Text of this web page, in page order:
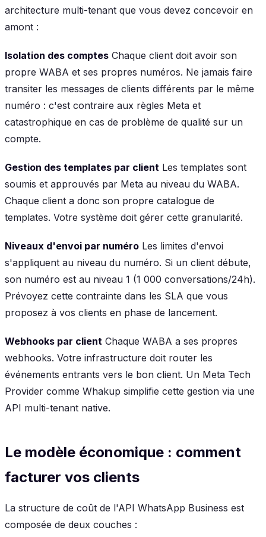
architecture multi-tenant que vous devez concevoir en
amont :
Isolation des comptes Chaque client doit avoir son
propre WABA et ses propres numéros. Ne jamais faire
transiter les messages de clients différents par le même
numéro : c'est contraire aux règles Meta et
catastrophique en cas de problème de qualité sur un
compte.
Gestion des templates par client Les templates sont
soumis et approuvés par Meta au niveau du WABA.
Chaque client a donc son propre catalogue de
templates. Votre système doit gérer cette granularité.
Niveaux d'envoi par numéro Les limites d'envoi
s'appliquent au niveau du numéro. Si un client débute,
son numéro est au niveau 1 (1 000 conversations/24h).
Prévoyez cette contrainte dans les SLA que vous
proposez à vos clients en phase de lancement.
Webhooks par client Chaque WABA a ses propres
webhooks. Votre infrastructure doit router les
événements entrants vers le bon client. Un Meta Tech
Provider comme Whakup simplifie cette gestion via une
API multi-tenant native.
Le modèle économique : comment
facturer vos clients
La structure de coût de l'API WhatsApp Business est
composée de deux couches :